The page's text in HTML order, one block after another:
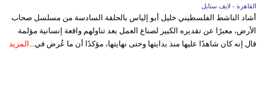
القاهرة - لايف ستايل
أشاد الناشط الفلسطيني خليل أبو إلياس بالحلقة السادسة من مسلسل صحاب
الأرض، معبرًا عن تقديره الكبير لصناع العمل بعد تناولهم واقعة إنسانية مؤلمة
قال إنه كان شاهدًا عليها منذ بدايتها وحتى نهايتها، مؤكدًا أن ما عُرض في... المزيد